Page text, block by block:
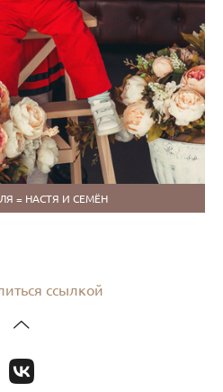
= НАСТЯ И СЕМЁН
ссылкой